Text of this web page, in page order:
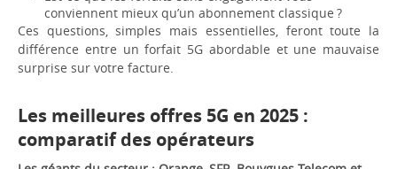
conviennent mieux qu’un abonnement classique ?
Ces questions, simples mais essentielles, feront toute la
différence entre un forfait 5G abordable et une mauvaise
surprise sur votre facture.
Les meilleures offres 5G en 2025 :
comparatif des opérateurs